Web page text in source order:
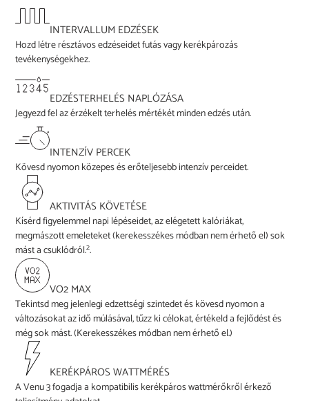
INTERVALLUM EDZÉSEK
Hozd létre résztávos edzéseidet futás vagy kerékpározás
tevékenységekhez.
EDZÉSTERHELÉS NAPLÓZÁSA
Jegyezd fel az érzékelt terhelés mértékét minden edzés után.
INTENZÍV PERCEK
Kövesd nyomon közepes és erőteljesebb intenzív perceidet.
AKTIVITÁS KÖVETÉSE
Kísérd figyelemmel napi lépéseidet, az elégetett kalóriákat,
megmászott emeleteket (kerekesszékes módban nem érhető el) sok
mást a csuklódról.2.
VO2 MAX
Tekintsd meg jelenlegi edzettségi szintedet és kövesd nyomon a
változásokat az idő múlásával, tűzz ki célokat, értékeld a fejlődést és
még sok mást. (Kerekesszékes módban nem érhető el.)
KERÉKPÁROS WATTMÉRÉS
A Venu 3 fogadja a kompatibilis kerékpáros wattmérőkről érkező